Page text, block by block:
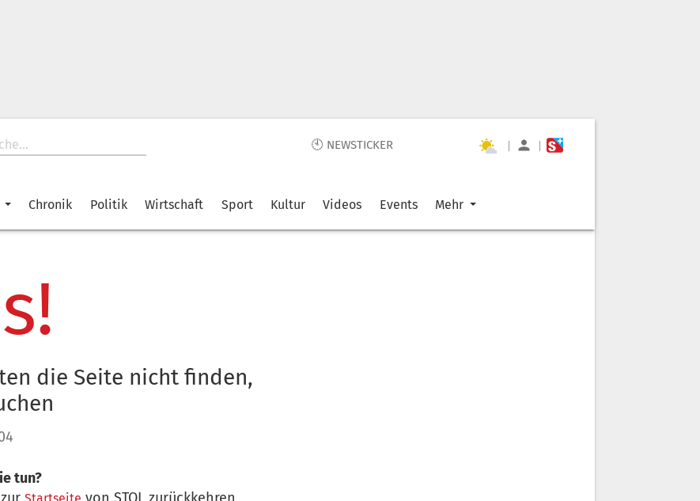
🕙 NEWSTICKER | |
Chronik Politik Wirtschaft Sport Kultur Videos Events Mehr
die Seite nicht finden,
tun?